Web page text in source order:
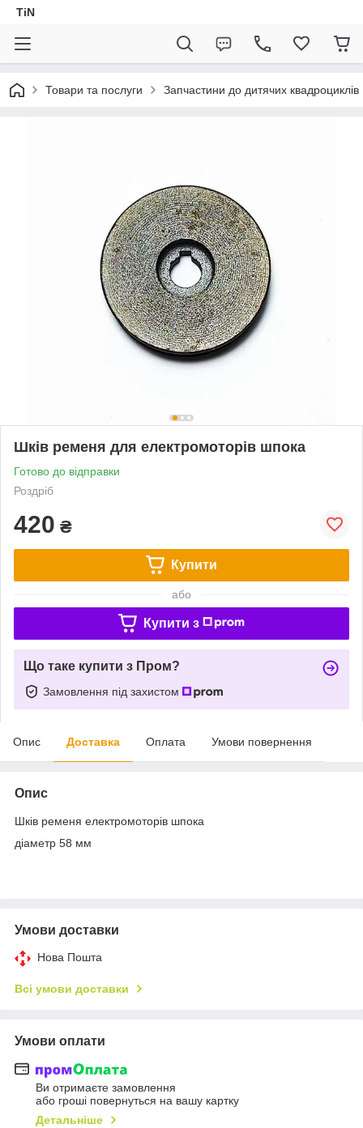
TiN
Товари та послуги Запчастини до дитячих квадроциклів
Шків ременя для електромоторів шпока
Готово до відправки
Роздріб
420 ₴
Купити
або
Купити з
Що таке купити з Пром?
Замовлення під захистом
Опис Доставка Оплата Умови повернення
Опис
Шків ременя електромоторів шпока
діаметр 58 мм
Умови доставки
Нова Пошта
Всі умови доставки
Умови оплати
Ви отримаєте замовлення
або гроші повернуться на вашу картку
Детальніше